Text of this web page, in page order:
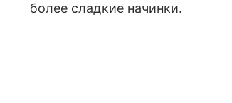
более сладкие начинки.